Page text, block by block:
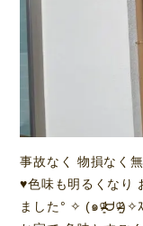
事故なく 物損なく
♥️色味も明るくなり
ました° ✧ (๑ᵒ̴̶̷͈᷄ᗨᵒ̴̶̷͈᷅)✧